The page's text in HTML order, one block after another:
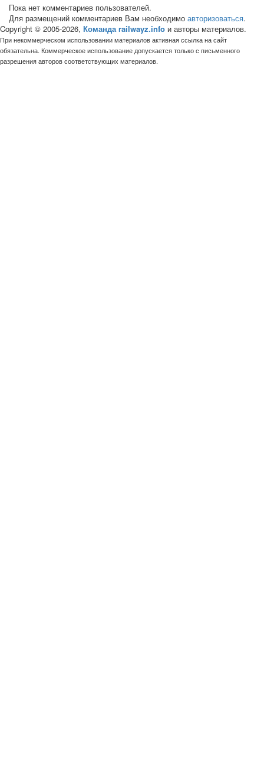
Пока нет комментариев пользователей.
Для размещений комментариев Вам необходимо авторизоваться.
Copyright © 2005-2026, Команда railwayz.info и авторы материалов.
При некоммерческом использовании материалов активная ссылка на сайт
обязательна. Коммерческое использование допускается только с письменного
разрешения авторов соответствующих материалов.